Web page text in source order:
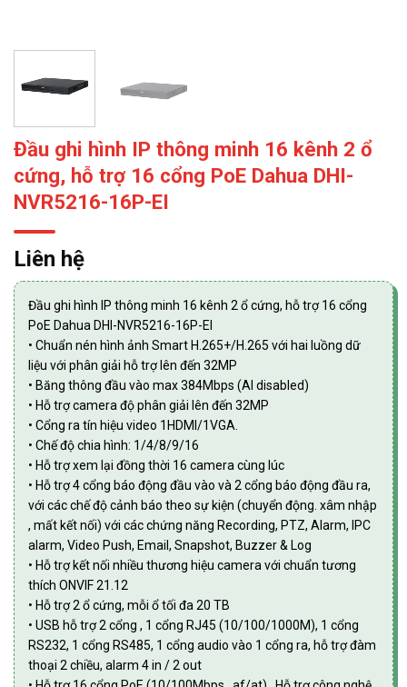
Đầu ghi hình IP thông minh 16 kênh 2 ổ
cứng, hỗ trợ 16 cổng PoE Dahua DHI-
NVR5216-16P-EI
Liên hệ
Đầu ghi hình IP thông minh 16 kênh 2 ổ cứng, hỗ trợ 16 cổng
PoE Dahua DHI-NVR5216-16P-EI
• Chuẩn nén hình ảnh Smart H.265+/H.265 với hai luồng dữ
liệu với phân giải hỗ trợ lên đến 32MP
• Băng thông đầu vào max 384Mbps (AI disabled)
• Hỗ trợ camera độ phân giải lên đến 32MP
• Cổng ra tín hiệu video 1HDMI/1VGA.
• Chế độ chia hình: 1/4/8/9/16
• Hỗ trợ xem lại đồng thời 16 camera cùng lúc
• Hỗ trợ 4 cổng báo động đầu vào và 2 cổng báo động đầu ra,
với các chế độ cảnh báo theo sự kiện (chuyển động. xâm nhập
, mất kết nối) với các chứng năng Recording, PTZ, Alarm, IPC
alarm, Video Push, Email, Snapshot, Buzzer & Log
• Hỗ trợ kết nối nhiều thương hiệu camera với chuẩn tương
thích ONVIF 21.12
• Hỗ trợ 2 ổ cứng, mỗi ổ tối đa 20 TB
• USB hỗ trợ 2 cổng , 1 cổng RJ45 (10/100/1000M), 1 cổng
RS232, 1 cổng RS485, 1 cổng audio vào 1 cổng ra, hỗ trợ đàm
thoại 2 chiều, alarm 4 in / 2 out